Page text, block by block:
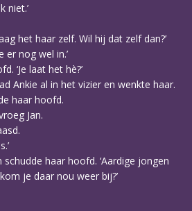
niet.’
het haar zelf. Wil hij dat zelf dan?’
er nog wel in.’
‘Je laat het hè?’
Ankie al in het vizier en wenkte haar.
haar hoofd.
Jan.
haar hoofd. ‘Aardige jongen
je daar nou weer bij?’